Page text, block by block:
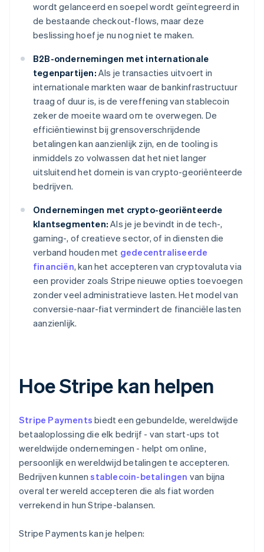
wordt gelanceerd en soepel wordt geïntegreerd in
de bestaande checkout-flows, maar deze
beslissing hoef je nu nog niet te maken.
B2B-ondernemingen met internationale
tegenpartijen: Als je transacties uitvoert in
internationale markten waar de bankinfrastructuur
traag of duur is, is de vereffening van stablecoin
zeker de moeite waard om te overwegen. De
efficiëntiewinst bij grensoverschrijdende
betalingen kan aanzienlijk zijn, en de tooling is
inmiddels zo volwassen dat het niet langer
uitsluitend het domein is van crypto-georiënteerde
bedrijven.
Ondernemingen met crypto-georiënteerde
klantsegmenten: Als je je bevindt in de tech-,
gaming-, of creatieve sector, of in diensten die
verband houden met gedecentraliseerde
financiën, kan het accepteren van cryptovaluta via
een provider zoals Stripe nieuwe opties toevoegen
zonder veel administratieve lasten. Het model van
conversie-naar-fiat vermindert de financiële lasten
aanzienlijk.
Hoe Stripe kan helpen
Stripe Payments biedt een gebundelde, wereldwijde
betaaloplossing die elk bedrijf - van start-ups tot
wereldwijde ondernemingen - helpt om online,
persoonlijk en wereldwijd betalingen te accepteren.
Bedrijven kunnenstablecoin-betalingen van bijna
overal ter wereld accepteren die als fiat worden
verrekend in hun Stripe-balansen.
Stripe Payments kan je helpen: